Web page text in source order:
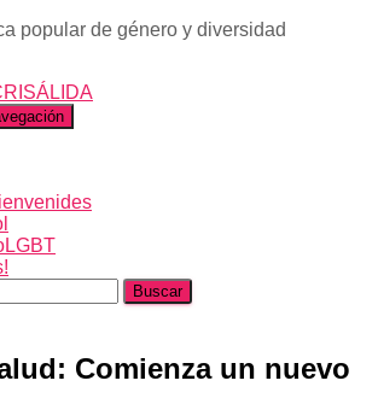
popular de género y diversidad
Comienza un nuevo